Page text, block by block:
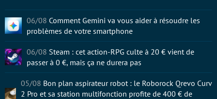
06/08 Comment Gemini va vous aider à résoudre les
problèmes de votre smartphone
06/08 Steam : cet action-RPG culte à 20 € vient de
passer à 0 €, mais ça ne durera pas
05/08 Bon plan aspirateur robot : le Roborock Qrevo Curv
2 Pro et sa station multifonction profite de 400 € de